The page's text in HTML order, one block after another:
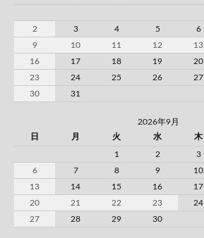
2
3 4 5 6
9
10 11 12 13
16
17 18 19 20
23
24 25 26 27
30
31
2026年9月
日
月 火 水 木
1 2 3
6
7 8 9 10
13
14 15 16 17
20
21 22 23 24
27
28 29 30